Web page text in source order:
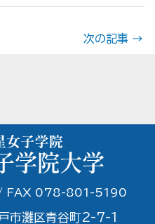
次の記事 →
078-801-5190
市灘区青谷町2-7-1